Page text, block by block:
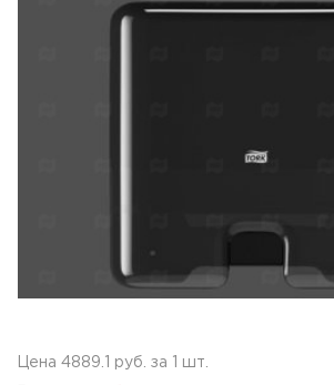
Цена 4889.1 руб. за 1 шт.